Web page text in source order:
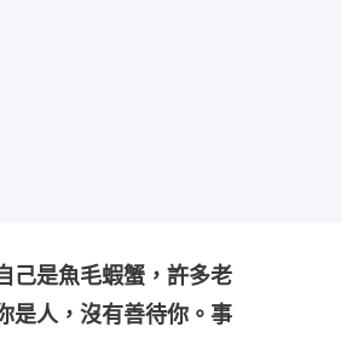
己是魚毛蝦蟹，許多老
是人，沒有善待你。事